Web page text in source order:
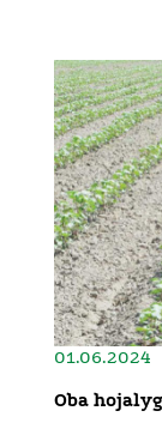
01.06.2024
Oba